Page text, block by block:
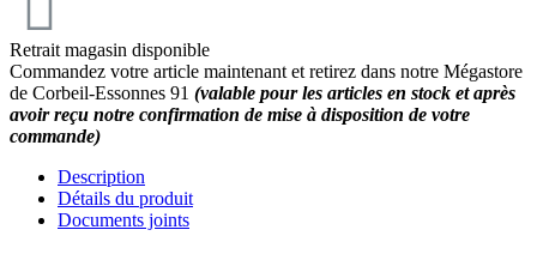
Retrait magasin disponible
Commandez votre article maintenant et retirez dans notre Mégastore
de Corbeil-Essonnes 91 (valable pour les articles en stock et après
avoir reçu notre confirmation de mise à disposition de votre
commande)
Description
Détails du produit
Documents joints